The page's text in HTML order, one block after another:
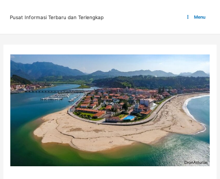
Pusat Informasi Terbaru dan Terlengkap Menu